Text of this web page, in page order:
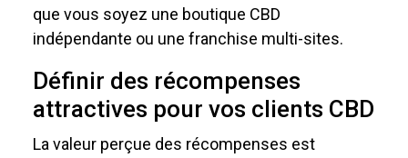
que vous soyez une boutique CBD
indépendante ou une franchise multi-sites.
Définir des récompenses
attractives pour vos clients CBD
La valeur perçue des récompenses est